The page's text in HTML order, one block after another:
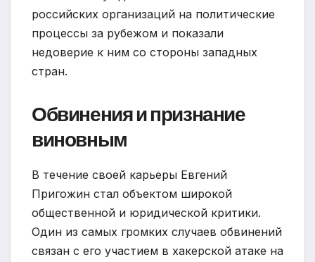
российских организаций на политические
процессы за рубежом и показали
недоверие к ним со стороны западных
стран.
Обвинения и признание
виновным
В течение своей карьеры Евгений
Пригожин стал объектом широкой
общественной и юридической критики.
Один из самых громких случаев обвинений
связан с его участием в хакерской атаке на